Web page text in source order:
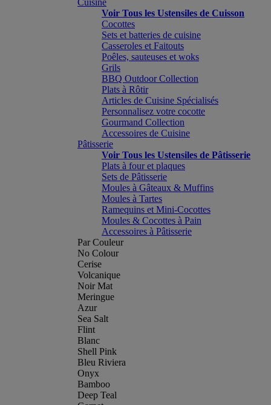
Cuisine
Voir Tous les Ustensiles de Cuisson
Cocottes
Sets et batteries de cuisine
Casseroles et Faitouts
Poêles, sauteuses et woks
Grils
BBQ Outdoor Collection
Plats à Rôtir
Articles de Cuisine Spécialisés
Personnalisez votre cocotte
Gourmand Collection
Accessoires de Cuisine
Pâtisserie
Voir Tous les Ustensiles de Pâtisserie
Plats à four et plaques
Sets de Pâtisserie
Moules à Gâteaux & Muffins
Moules à Tartes
Ramequins et Mini-Cocottes
Moules & Cocottes à Pain
Accessoires à Pâtisserie
Par Couleur
No Colour
Cerise
Volcanique
Noir Mat
Meringue
Azur
Sea Salt
Flint
Blanc
Shell Pink
Bleu Riviera
Onyx
Bamboo
Deep Teal